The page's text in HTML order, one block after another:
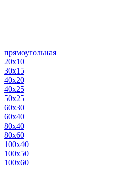
прямоугольная
20х10
30х15
40х20
40х25
50х25
60х30
60х40
80х40
80х60
100х40
100х50
100х60